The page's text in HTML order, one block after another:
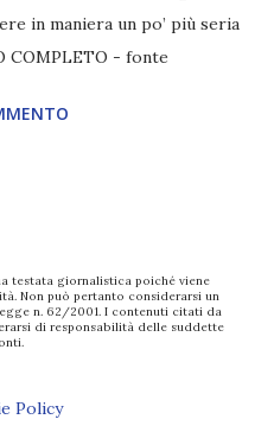
in maniera un po’ più seria
COMPLETO - fonte
testata giornalistica poiché viene
Non può pertanto considerarsi un
n. 62/2001. I contenuti citati da
di responsabilità delle suddette
Policy